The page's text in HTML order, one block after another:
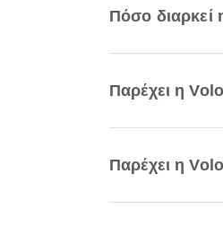
Πόσο
Παρέχει η
Παρέχει η